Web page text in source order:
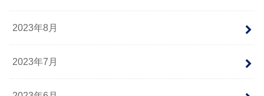
2023年8月
2023年7月